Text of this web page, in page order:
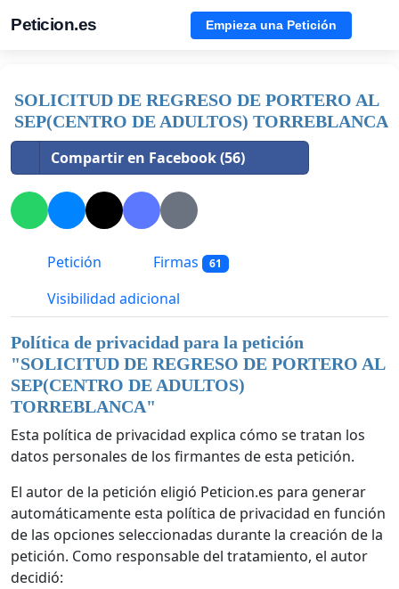
Peticion.es Empieza una Petición
SOLICITUD DE REGRESO DE PORTERO AL
SEP(CENTRO DE ADULTOS) TORREBLANCA
Compartir en Facebook (56)
Petición Firmas 61
Visibilidad adicional
Política de privacidad para la petición
"SOLICITUD DE REGRESO DE PORTERO AL
SEP(CENTRO DE ADULTOS)
TORREBLANCA"
Esta política de privacidad explica cómo se tratan los
datos personales de los firmantes de esta petición.
El autor de la petición eligió Peticion.es para generar
automáticamente esta política de privacidad en función
de las opciones seleccionadas durante la creación de la
petición. Como responsable del tratamiento, el autor
decidió: